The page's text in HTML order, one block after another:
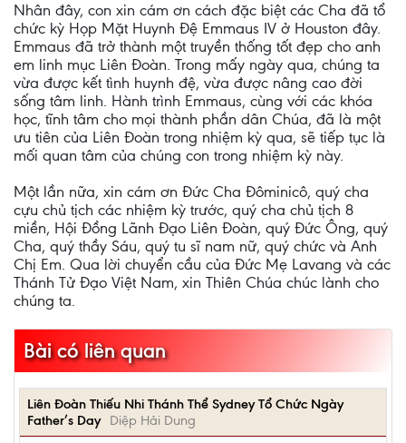
Nhân đây, con xin cám ơn cách đặc biệt các Cha đã tổ
chức kỳ Họp Mặt Huynh Đệ Emmaus IV ở Houston đây.
Emmaus đã trở thành một truyền thống tốt đẹp cho anh
em linh mục Liên Đoàn. Trong mấy ngày qua, chúng ta
vừa được kết tình huynh đệ, vừa được nâng cao đời
sống tâm linh. Hành trình Emmaus, cùng với các khóa
học, tĩnh tâm cho mọi thành phần dân Chúa, đã là một
ưu tiên của Liên Đoàn trong nhiệm kỳ qua, sẽ tiếp tục là
mối quan tâm của chúng con trong nhiệm kỳ này.
Một lần nữa, xin cám ơn Đức Cha Đôminicô, quý cha
cựu chủ tịch các nhiệm kỳ trước, quý cha chủ tịch 8
miền, Hội Đồng Lãnh Đạo Liên Đoàn, quý Đức Ông, quý
Cha, quý thầy Sáu, quý tu sĩ nam nữ, quý chức và Anh
Chị Em. Qua lời chuyển cầu của Đức Mẹ Lavang và các
Thánh Tử Đạo Việt Nam, xin Thiên Chúa chúc lành cho
chúng ta.
Bài có liên quan
Liên Đoàn Thiếu Nhi Thánh Thể Sydney Tổ Chức Ngày
Father’s Day
Diệp Hải Dung